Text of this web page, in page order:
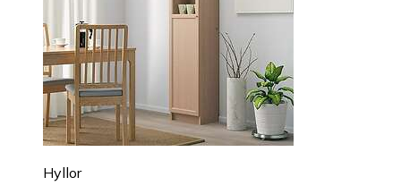
Hyllor